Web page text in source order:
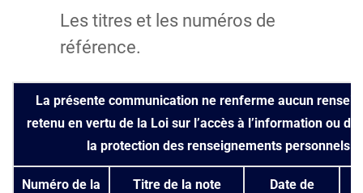
Les titres et les numéros de
référence.
La présente communication ne renferme aucun
retenu en vertu de la Loi sur l’accès à l’information ou de
la protection des renseignements personnels.
Numéro de la
Titre de la note
Date de